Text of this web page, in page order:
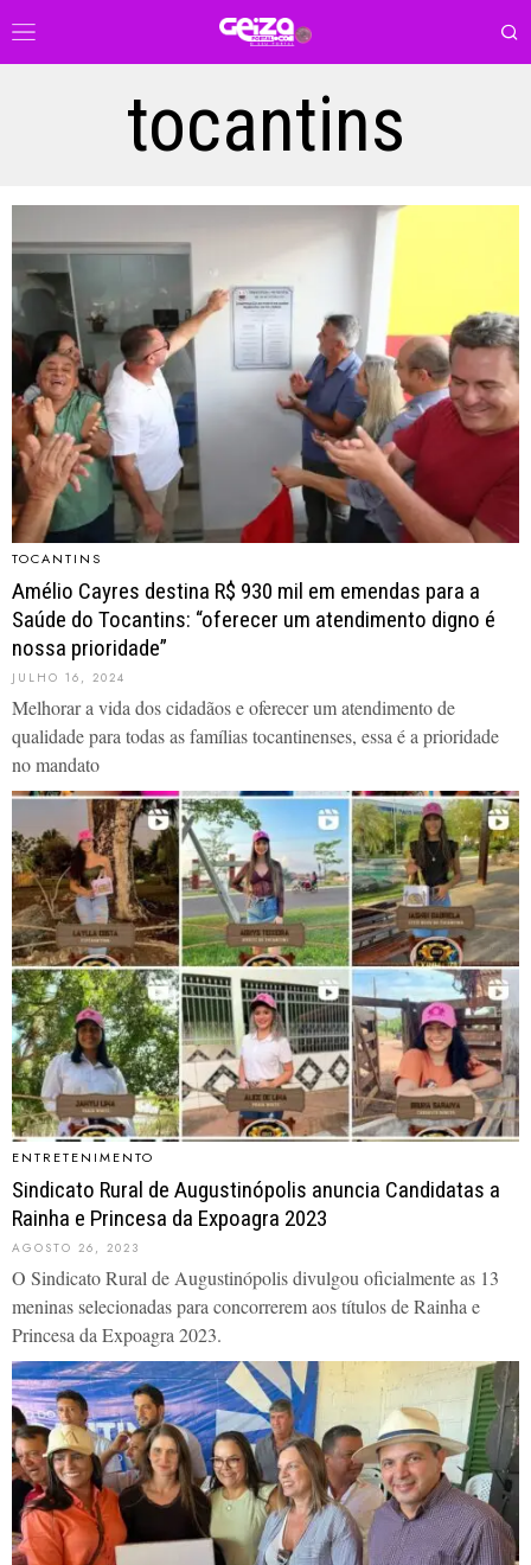
tocantins
TOCANTINS
Amélio Cayres destina R$ 930 mil em emendas para a
Saúde do Tocantins: “oferecer um atendimento digno é
nossa prioridade”
JULHO 16, 2024
Melhorar a vida dos cidadãos e oferecer um atendimento de
qualidade para todas as famílias tocantinenses, essa é a prioridade
no mandato
ENTRETENIMENTO
Sindicato Rural de Augustinópolis anuncia Candidatas a
Rainha e Princesa da Expoagra 2023
AGOSTO 26, 2023
O Sindicato Rural de Augustinópolis divulgou oficialmente as 13
meninas selecionadas para concorrerem aos títulos de Rainha e
Princesa da Expoagra 2023.